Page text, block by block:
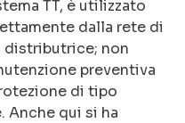
TT, è utilizzato
dalla rete di
distributrice; non
preventiva
di tipo
Anche qui si ha